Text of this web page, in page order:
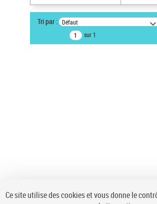
Type de notice d'autorité
Œuvre
Pays
Tri par : Défaut
sur 1
Ce site utilise des cookies et vous donne le